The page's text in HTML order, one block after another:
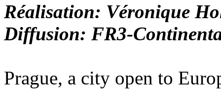
Réalisation: Véronique
Diffusion: FR3-
Prague, a city open to